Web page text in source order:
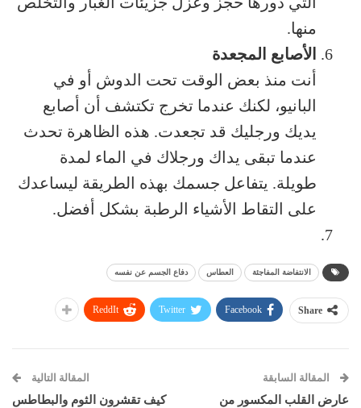
منها.
الأصابع المجعدة
أنت منذ بعض الوقت تحت الدوش أو في
البانيو، لكنك عندما تخرج تكتشف أن أصابع
يديك ورجليك قد تجعدت. هذه الظاهرة تحدث
عندما تبقى يداك ورجلاك في الماء لمدة
طويلة. يتفاعل جسمك بهذه الطريقة ليساعدك
على التقاط الأشياء الرطبة بشكل أفضل.
الانتفاضة المفاجئة العطاس دفاع الجسم عن نفسه
Share
Facebook
Twitter
ReddIt
المقالة السابقة
عارض القلب المكسور من
المقالة التالية
كيف تقشرون الثوم والبطاطس